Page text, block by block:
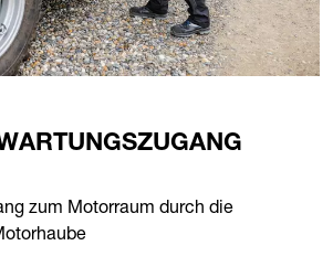
zum Motorraum durch die